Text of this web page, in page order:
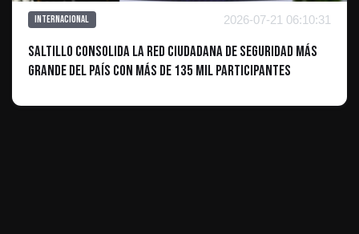
Internacional 2026-07-21 06:10:31
Saltillo consolida la red ciudadana de seguridad más
grande del país con más de 135 mil participantes